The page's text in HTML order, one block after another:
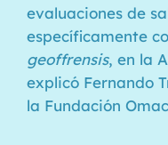
evaluaciones de
específicamente
geoffrensis, en la
explicó Fernando
la Fundación